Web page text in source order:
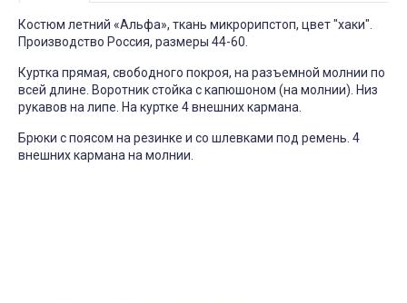
Костюм летний «Альфа», ткань микрорипстоп, цвет "хаки".
Производство Россия, размеры 44-60.
Куртка прямая, свободного покроя, на разъемной молнии по
всей длине. Воротник стойка с капюшоном (на молнии). Низ
рукавов на липе. На куртке 4 внешних кармана.
Брюки с поясом на резинке и со шлевками под ремень. 4
внешних кармана на молнии.